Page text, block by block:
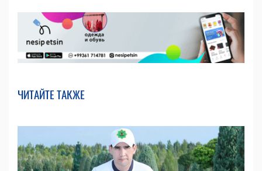
ЧИТАЙТЕ ТАКЖЕ